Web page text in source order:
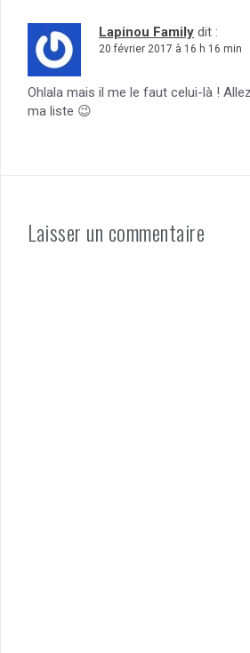
Lapinou Family dit :
20 février 2017 à 16 h 16 min
Ohlala mais il me le faut celui-là !
ma liste 😉
Laisser un commentaire